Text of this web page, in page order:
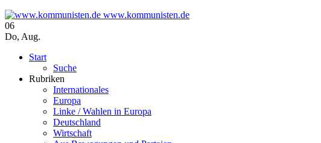
www.kommunisten.de
06
Do, Aug.
Start
Suche
Rubriken
Internationales
Europa
Linke / Wahlen in Europa
Deutschland
Wirtschaft